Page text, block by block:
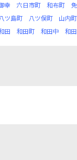
幸 六日市町 和布町
八ツ島町 八ツ俣町 山内町
田 和田町 和田中 和